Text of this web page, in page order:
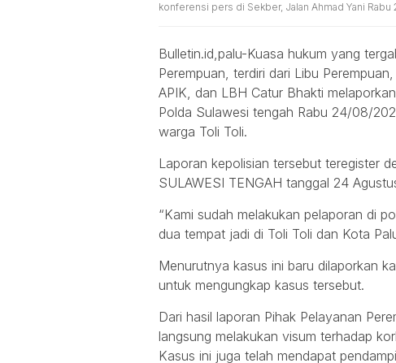
konferensi pers di Sekber, Jalan Ahmad Yani
Bulletin.id,palu-Kuasa hukum yang
Perempuan, terdiri dari Libu
APIK, dan LBH Catur Bhakti
Polda Sulawesi tengah Rabu 24/08/
warga Toli Toli.
Laporan kepolisian tersebut teregister
SULAWESI TENGAH tanggal 24
“Kami sudah melakukan pelaporan di
dua tempat jadi di Toli Toli dan Kota
Menurutnya kasus ini baru dilaporkan
untuk mengungkap kasus tersebut.
Dari hasil laporan Pihak Pelayanan
langsung melakukan visum terhadap
Kasus ini juga telah mendapat